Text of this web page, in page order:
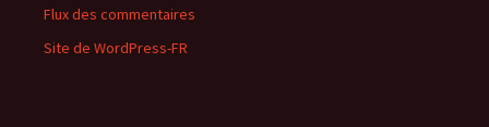
Flux des commentaires
Site de WordPress-FR